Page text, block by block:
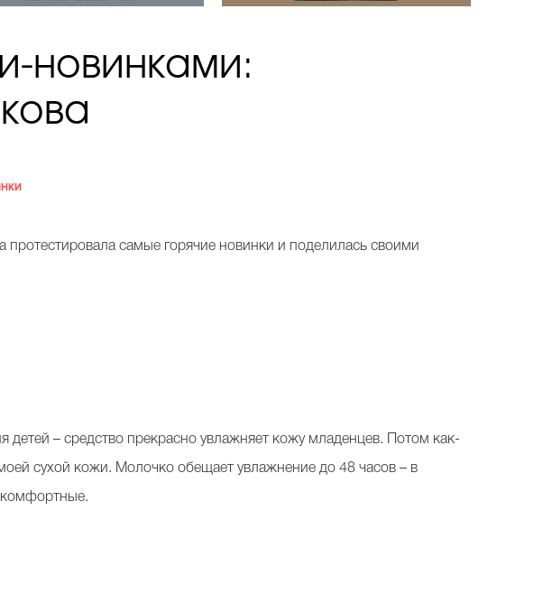
новинками:
самые горячие новинки и поделилась своими
детей – средство прекрасно увлажняет кожу младенцев. Потом как-
сухой кожи. Молочко обещает увлажнение до 48 часов – в
комфортные.